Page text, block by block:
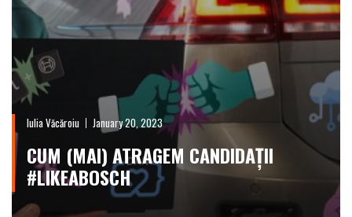
Iulia Văcăroiu January 20, 2023
CUM (MAI) ATRAGEM CANDIDAȚII
#LIKEABOSCH